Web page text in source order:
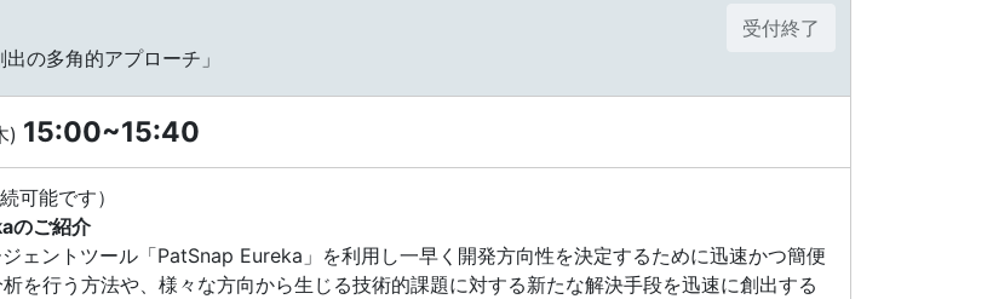
受付終了
の多角的アプローチ」
) 15:00~15:40
可能です）
のご紹介
ェントツール「PatSnap Eureka」を利用し一早く開発方向性を決定するために迅速かつ簡便
を行う方法や、様々な方向から生じる技術的課題に対する新たな解決手段を迅速に創出する